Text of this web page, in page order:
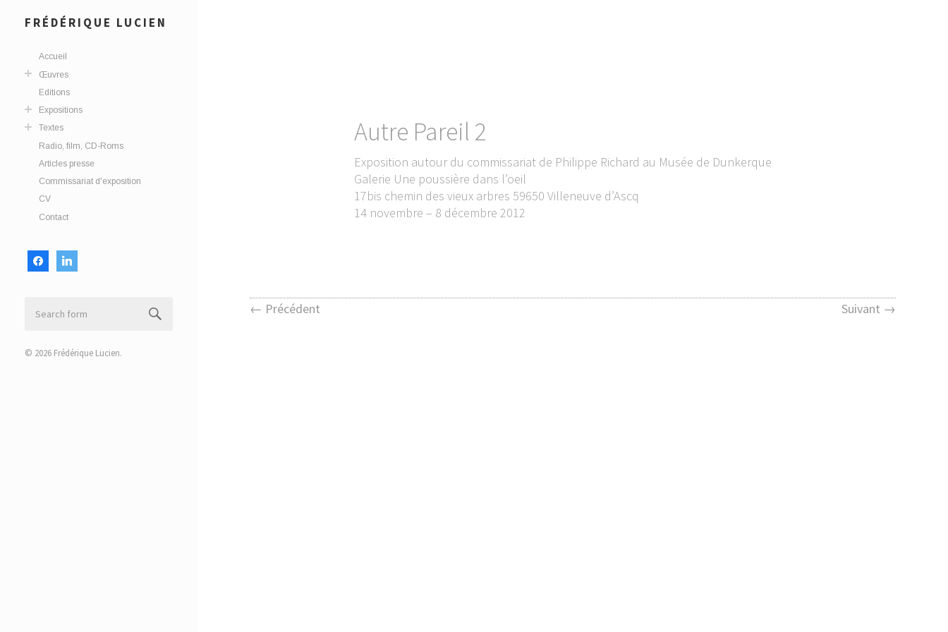
FRÉDÉRIQUE LUCIEN
Accueil
Œuvres
Editions
Expositions
Textes
Radio, film, CD-Roms
Articles presse
Commissariat d'exposition
CV
Contact
facebooklinkedin
© 2026 Frédérique Lucien.
Autre Pareil 2
Exposition autour du commissariat de Philippe Richard au Musée de Dunkerque
Galerie Une poussière dans l’oeil
17bis chemin des vieux arbres 59650 Villeneuve d’Ascq
14 novembre – 8 décembre 2012
← Précédent Suivant →